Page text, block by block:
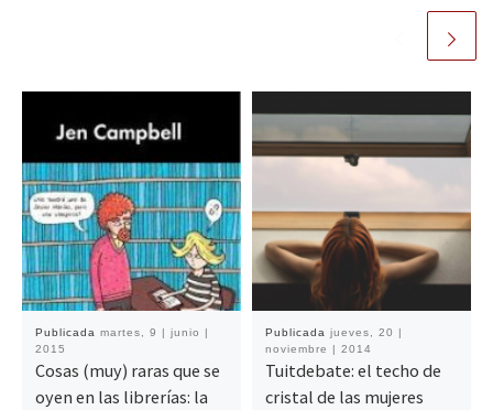
Publicada martes, 9 | junio |
2015
Cosas (muy) raras que se
oyen en las librerías: la
Publicada jueves, 20 |
noviembre | 2014
Tuitdebate: el techo de
cristal de las mujeres